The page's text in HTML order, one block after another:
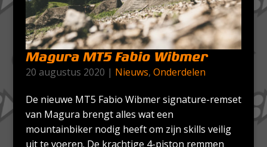
Magura MT5 Fabio Wibmer
20 augustus 2020 | Nieuws, Onderdelen
De nieuwe MT5 Fabio Wibmer signature-remset
van Magura brengt alles wat een
mountainbiker nodig heeft om zijn skills veilig
uit te voeren. De krachtige 4-piston remmen